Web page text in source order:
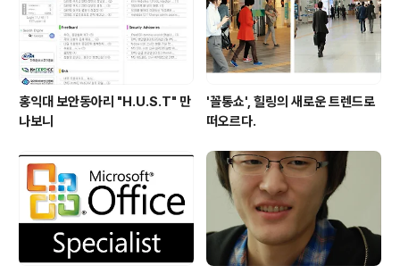
홍익대 보안동아리 "H.U.S.T" 만
나보니
'꼴통쇼', 힐링의 새로운 트렌드로
떠오르다.